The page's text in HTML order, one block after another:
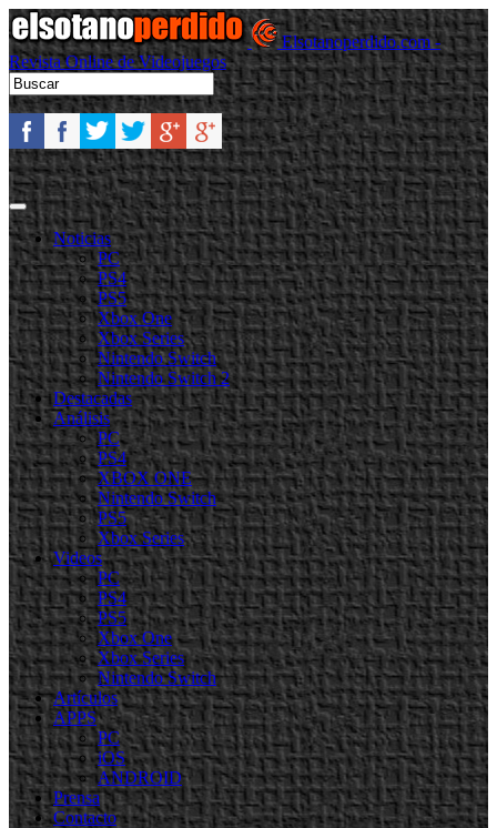
Elsotanoperdido.com -
Revista Online de Videojuegos
Noticias
PC
PS4
PS5
Xbox One
Xbox Series
Nintendo Switch
Nintendo Switch 2
Destacadas
Análisis
PC
PS4
XBOX ONE
Nintendo Switch
PS5
Xbox Series
Videos
PC
PS4
PS5
Xbox One
Xbox Series
Nintendo Switch
Artículos
APPS
PC
iOS
ANDROID
Prensa
Contacto